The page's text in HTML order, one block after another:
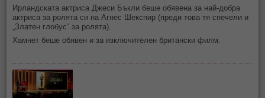
Ирландската актриса Джеси Бъкли беше обявена за най-добра
актриса за ролята си на Агнес Шекспир (преди това тя спечели и
„Златен глобус“ за ролята).
Хамнет беше обявен и за изключителен британски филм.